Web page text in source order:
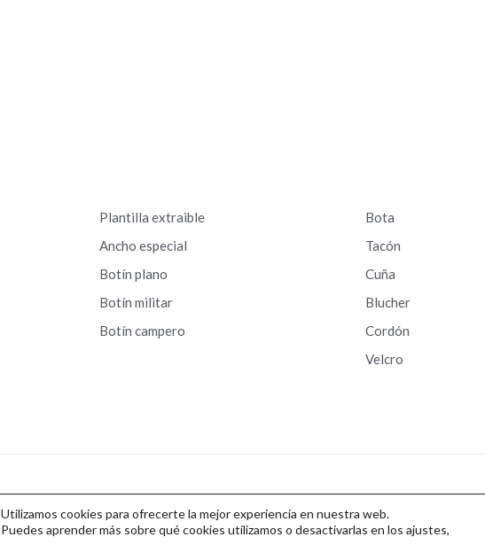
Plantilla extraible
Ancho especial
Botín plano
Botín militar
Botín campero
Bota
Tacón
Cuña
Blucher
Cordón
Velcro
Utilizamos cookies para ofrecerte la mejor experiencia en nuestra web.
Puedes aprender más sobre qué cookies utilizamos o desactivarlas en los ajustes,